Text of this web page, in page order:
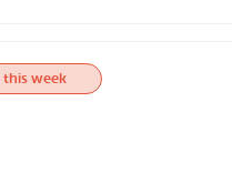
week